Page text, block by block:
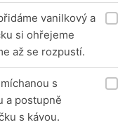
vanilkový a
si ohřejeme
až se rozpustí.
s
a postupně
s kávou.